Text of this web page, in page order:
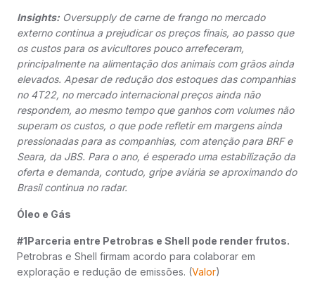
Insights: Oversupply de carne de frango no mercado
externo continua a prejudicar os preços finais, ao passo que
os custos para os avicultores pouco arrefeceram,
principalmente na alimentação dos animais com grãos ainda
elevados. Apesar de redução dos estoques das companhias
no 4T22, no mercado internacional preços ainda não
respondem, ao mesmo tempo que ganhos com volumes não
superam os custos, o que pode refletir em margens ainda
pressionadas para as companhias, com atenção para BRF e
Seara, da JBS. Para o ano, é esperado uma estabilização da
oferta e demanda, contudo, gripe aviária se aproximando do
Brasil continua no radar.
Óleo e Gás
#1Parceria entre Petrobras e Shell pode render frutos.
Petrobras e Shell firmam acordo para colaborar em
exploração e redução de emissões. (Valor)